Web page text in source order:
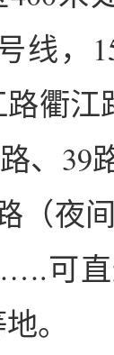
线，
衢江
、39
（夜
可直
。